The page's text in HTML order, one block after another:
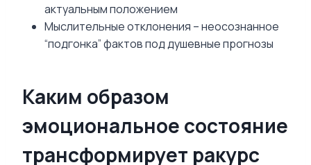
актуальным положением
Мыслительные отклонения – неосознанное
“подгонка” фактов под душевные прогнозы
Каким образом
эмоциональное состояние
трансформирует ракурс